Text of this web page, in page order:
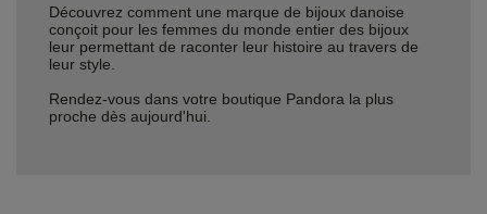
Découvrez comment une marque de bijoux danoise
conçoit pour les femmes du monde entier des bijoux
leur permettant de raconter leur histoire au travers de
leur style.
Rendez-vous dans votre boutique Pandora la plus
proche dès aujourd'hui.